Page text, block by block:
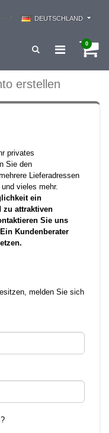
DEUTSCHLAND
0
erstellen
privates
Sie den
Lieferadressen
vieles mehr.
ein
zu attraktiven
Sie uns
Kundenberater
melden Sie sich